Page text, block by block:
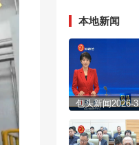
本地新闻
包头新闻2026-